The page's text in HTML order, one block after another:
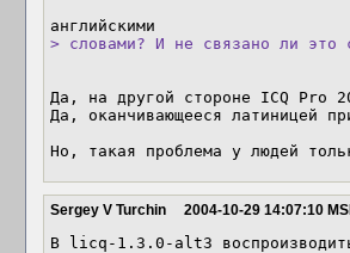
> словами? И не связано ли
Да, на другой стороне ICQ Pro
Да, оканчивающееся латиницей
Но, такая проблема у людей
Sergey V Turchin 2004-10-29 14:07:10
В licq-1.3.0-alt3